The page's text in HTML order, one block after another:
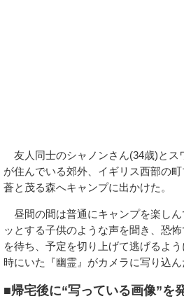
友人同士のシャノンさん(34歳)とス
が住んでいる郊外、イギリス西部の
蒼と茂る森へキャンプに出かけた。
昼間の間は普通にキャンプを楽し
ッとする子供のような声を聞き、恐
を待ち、予定を切り上げて逃げるよ
時にいた『幽霊』がカメラに写り込
■帰宅後に“写っている画像”を